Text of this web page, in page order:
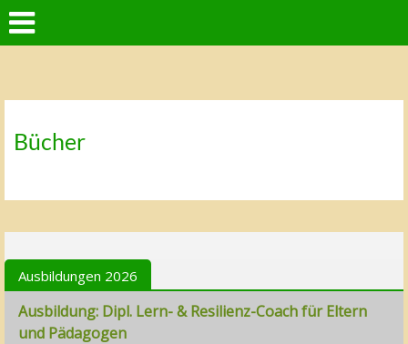
Bücher
Ausbildungen 2026
Ausbildung: Dipl. Lern- & Resilienz-Coach für Eltern
und Pädagogen